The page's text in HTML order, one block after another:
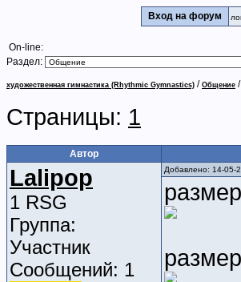
Вход на форум
On-line:
Раздел:
художественная гимнастика (Rhythmic Gymnastics) / Общение /
Страницы: 1
Автор
Lalipop
1 RSG
Группа:
Участник
Сообщений: 1
Добавлено: 14-05-